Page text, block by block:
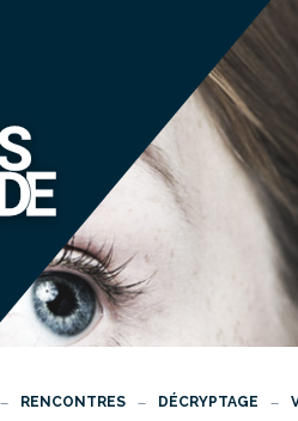
RENCONTRES DÉCRYPTAGE